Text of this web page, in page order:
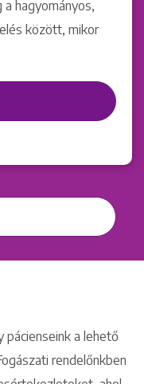
hagyományos,
között, mikor
pácienseink a lehető
rendelőnkben